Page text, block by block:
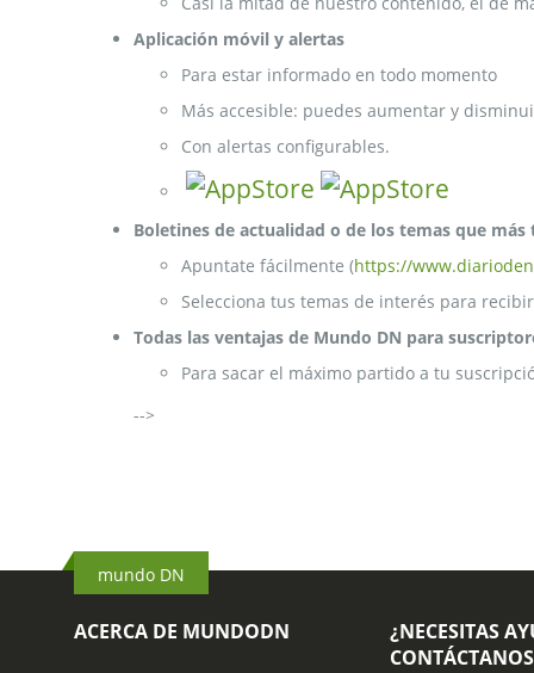
Aplicación móvil y alertas
Para estar informado en todo momento
Más accesible: puedes aumentar y
Con alertas configurables.
Boletines de actualidad o de los temas que más
Apuntate fácilmente (https://
Selecciona tus temas de interés para
Todas las ventajas de Mundo DN para
Para sacar el máximo partido a tu
-->
mundo DN
ACERCA DE MUNDODN
¿NECESITAS
CONTÁCTANOS